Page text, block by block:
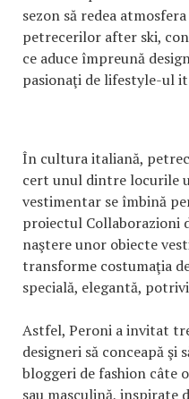
sezon să redea
petrecerilor after ski,
ce aduce împreună
pasionaţi de lifestyle-ul
În cultura italiană,
cert unul dintre locurile
vestimentar se îmbină
proiectul Collaborazioni
naştere unor obiecte
transforme costumaţia
specială, elegantă,
Astfel, Peroni a invitat
designeri să conceapă şi
bloggeri de fashion câte
sau masculină,